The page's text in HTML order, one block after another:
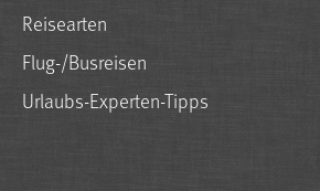
Reisearten
Flug-/Busreisen
Urlaubs-Experten-Tipps